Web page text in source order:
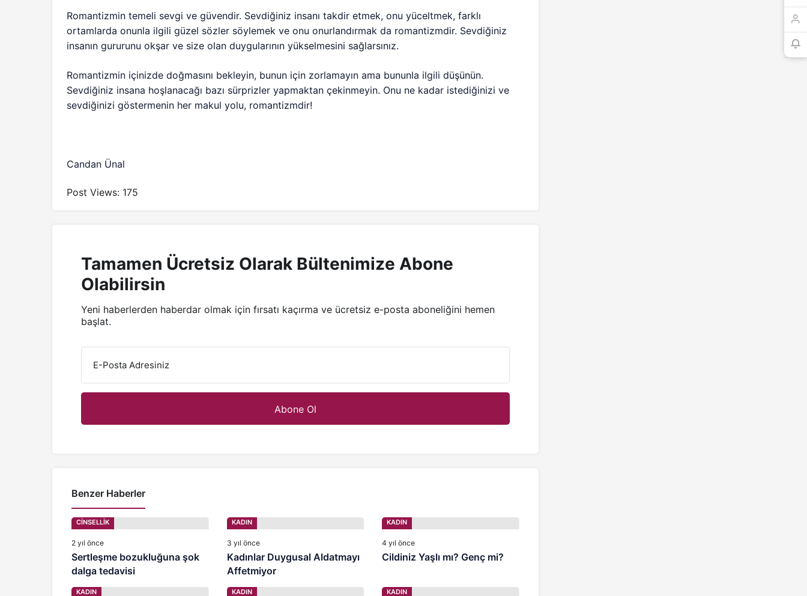
Romantizmin temeli sevgi ve güvendir. Sevdiğiniz insanı takdir etmek, onu yüceltmek, farklı
ortamlarda onunla ilgili güzel sözler söylemek ve onu onurlandırmak da romantizmdir. Sevdiğiniz
insanın gururunu okşar ve size olan duygularının yükselmesini sağlarsınız.
Romantizmin içinizde doğmasını bekleyin, bunun için zorlamayın ama bununla ilgili düşünün.
Sevdiğiniz insana hoşlanacağı bazı sürprizler yapmaktan çekinmeyin. Onu ne kadar istediğinizi ve
sevdiğinizi göstermenin her makul yolu, romantizmdir!
Candan Ünal
Post Views: 175
Tamamen Ücretsiz Olarak Bültenimize Abone
Olabilirsin
Yeni haberlerden haberdar olmak için fırsatı kaçırma ve ücretsiz e-posta aboneliğini hemen
başlat.
E-Posta Adresiniz
Benzer Haberler
CİNSELLİK
2 yıl önce
Sertleşme bozukluğuna şok
dalga tedavisi
KADIN
3 yıl önce
Kadınlar Duygusal Aldatmayı
Affetmiyor
KADIN
4 yıl önce
Cildiniz Yaşlı mı? Genç mi?
KADIN KADIN KADIN